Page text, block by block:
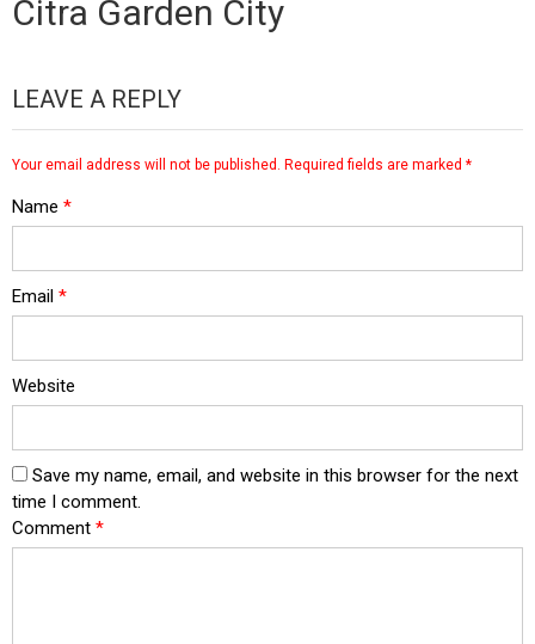
Citra Garden City
LEAVE A REPLY
Your email address will not be published. Required fields are marked *
Name *
Email *
Website
Save my name, email, and website in this browser for the next
time I comment.
Comment *